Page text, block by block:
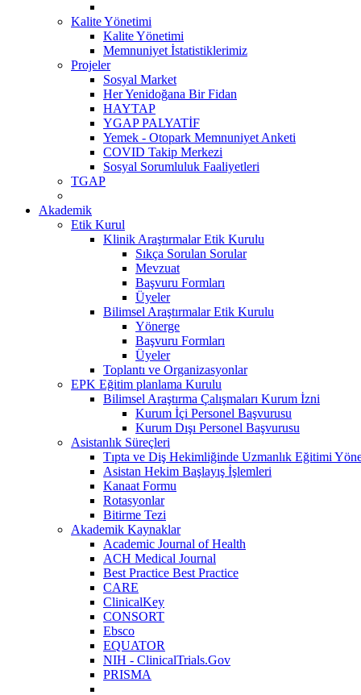
Kalite Yönetimi
Kalite Yönetimi
Memnuniyet İstatistiklerimiz
Projeler
Sosyal Market
Her Yenidoğana Bir Fidan
HAYTAP
YGAP PALYATİF
Yemek - Otopark Memnuniyet Anketi
COVID Takip Merkezi
Sosyal Sorumluluk Faaliyetleri
TGAP
Akademik
Etik Kurul
Klinik Araştırmalar Etik Kurulu
Sıkça Sorulan Sorular
Mevzuat
Başvuru Formları
Üyeler
Bilimsel Araştırmalar Etik Kurulu
Yönerge
Başvuru Formları
Üyeler
Toplantı ve Organizasyonlar
EPK Eğitim planlama Kurulu
Bilimsel Araştırma Çalışmaları Kurum İzni
Kurum İçi Personel Başvurusu
Kurum Dışı Personel Başvurusu
Asistanlık Süreçleri
Tıpta ve Diş Hekimliğinde Uzmanlık Eğitimi
Asistan Hekim Başlayış İşlemleri
Kanaat Formu
Rotasyonlar
Bitirme Tezi
Akademik Kaynaklar
Academic Journal of Health
ACH Medical Journal
Best Practice Best Practice
CARE
ClinicalKey
CONSORT
Ebsco
EQUATOR
NIH - ClinicalTrials.Gov
PRISMA